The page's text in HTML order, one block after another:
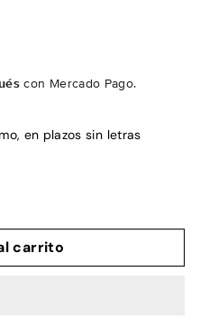
con Mercado Pago.
carrito